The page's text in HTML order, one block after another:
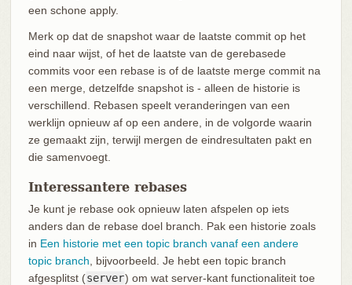
een schone apply.
Merk op dat de snapshot waar de laatste commit op het
eind naar wijst, of het de laatste van de gerebasede
commits voor een rebase is of de laatste merge commit na
een merge, detzelfde snapshot is - alleen de historie is
verschillend. Rebasen speelt veranderingen van een
werklijn opnieuw af op een andere, in de volgorde waarin
ze gemaakt zijn, terwijl mergen de eindresultaten pakt en
die samenvoegt.
Interessantere rebases
Je kunt je rebase ook opnieuw laten afspelen op iets
anders dan de rebase doel branch. Pak een historie zoals
in Een historie met een topic branch vanaf een andere
topic branch , bijvoorbeeld. Je hebt een topic branch
afgesplitst (server) om wat server-kant functionaliteit toe